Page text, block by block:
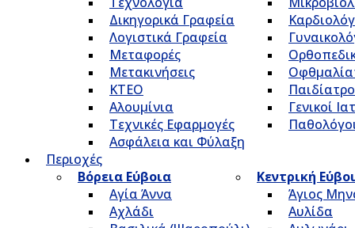
Δικηγορικά Γραφεία
Λογιστικά Γραφεία
Μεταφορές
Μετακινήσεις
ΚΤΕΟ
Αλουμίνια
Τεχνικές Εφαρμογές
Ασφάλεια και Φύλαξη
Γενικοί
Περιοχές
Βόρεια Εύβοια
Αγία Άννα
Αχλάδι
Κεντρική
Άγιος
Αυλίδα